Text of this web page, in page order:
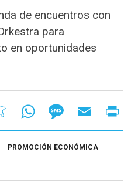
de encuentros con
para
en oportunidades
MeneameWhatsAppMessageEmail
PROMOCIÓN ECONÓMICA